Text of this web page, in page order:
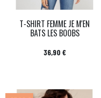
T-SHIRT FEMME JE M'EN
BATS LES BOOBS
Prix
36,90 €